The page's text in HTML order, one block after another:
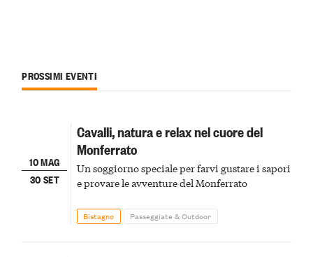
PROSSIMI EVENTI
10 MAG
30 SET
Cavalli, natura e relax nel cuore del
Monferrato
Un soggiorno speciale per farvi gustare i sapori
e provare le avventure del Monferrato
Bistagno Passeggiate & Outdoor